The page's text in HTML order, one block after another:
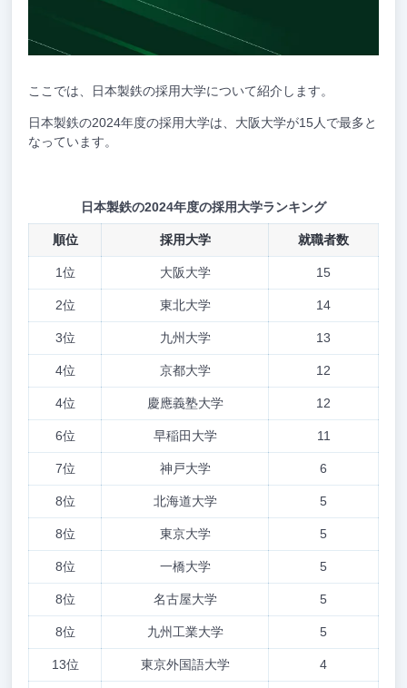
ここでは、日本製鉄の採用大学について紹介します。
日本製鉄の2024年度の採用大学は、大阪大学が15人で最多と
なっています。
日本製鉄の2024年度の採用大学ランキング
順位 採用大学 就職者数
1位 大阪大学 15
2位 東北大学 14
3位 九州大学 13
4位 京都大学 12
4位 慶應義塾大学 12
6位 早稲田大学 11
7位 神戸大学 6
8位 北海道大学 5
8位 東京大学 5
8位 一橋大学 5
8位 名古屋大学 5
8位 九州工業大学 5
13位 東京外国語大学 4